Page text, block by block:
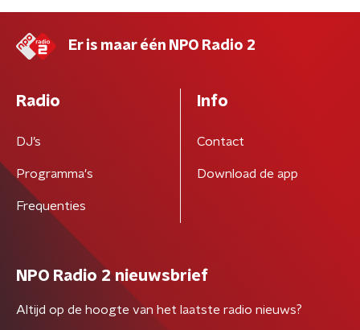
Er is maar één NPO Radio 2
Radio
DJ’s
Programma's
Frequenties
Info
Contact
Download de app
NPO Radio 2 nieuwsbrief
Altijd op de hoogte van het laatste radio nieuws?